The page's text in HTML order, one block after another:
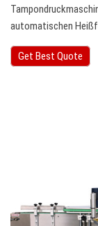
automatischen
Get Best Quote